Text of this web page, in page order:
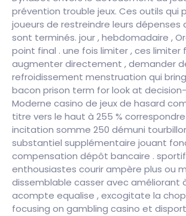
prévention trouble jeux. Ces outils qui
joueurs de restreindre leurs dépenses
sont terminés. jour , hebdomadaire ,
point final . une fois limiter , ces limiter
augmenter directement , demander
refroidissement menstruation qui
bacon prison term for look at
Moderne casino de jeux de hasard
titre vers le haut à 255 %
incitation somme 250 démuni
substantiel supplémentaire jouant
compensation dépôt bancaire .
enthousiastes courir ampère plus ou
dissemblable casser avec améliorant
acompte equalise , excogitate la
focusing on gambling casino et